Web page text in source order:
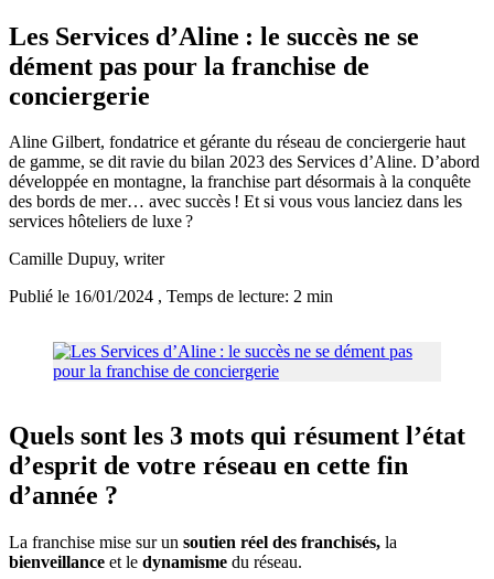
Les Services d’Aline : le succès ne se
dément pas pour la franchise de
conciergerie
Aline Gilbert, fondatrice et gérante du réseau de conciergerie haut
de gamme, se dit ravie du bilan 2023 des Services d’Aline. D’abord
développée en montagne, la franchise part désormais à la conquête
des bords de mer… avec succès ! Et si vous vous lanciez dans les
services hôteliers de luxe ?
Camille Dupuy, writer
Publié le 16/01/2024 , Temps de lecture: 2 min
Quels sont les 3 mots qui résument l’état
d’esprit de votre réseau en cette fin
d’année ?
La franchise mise sur un soutien réel des franchisés, la
bienveillance et le dynamisme du réseau.